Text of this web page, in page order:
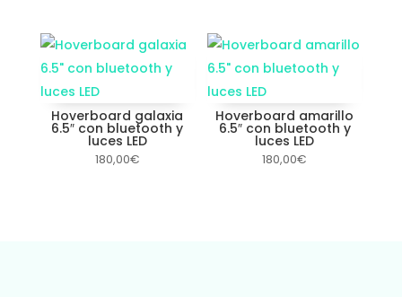
Hoverboard galaxia
6.5″ con bluetooth y
luces LED
180,00€
Hoverboard amarillo
6.5″ con bluetooth y
luces LED
180,00€